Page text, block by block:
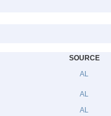
SOURCE
AL
AL
AL